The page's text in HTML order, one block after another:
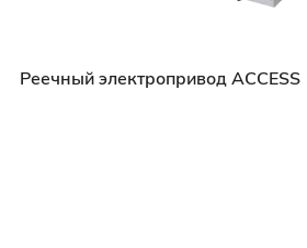
Реечный электропривод ACCESS